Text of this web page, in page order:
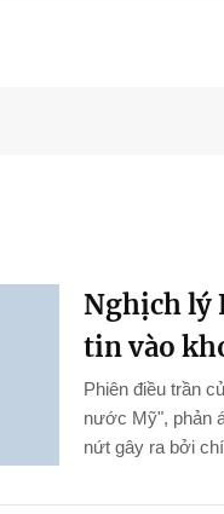
Nghịch lý
tin vào
Phiên điều trần
nước Mỹ", phản
nứt gây ra bởi